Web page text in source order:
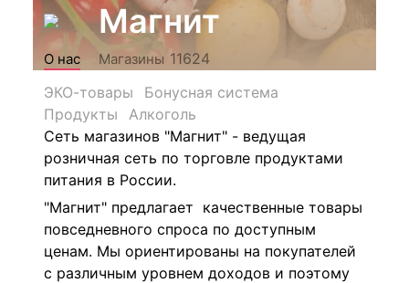
Магнит
О нас Магазины 11624
ЭКО-товары
Бонусная система
Продукты
Алкоголь
Сеть магазинов "Магнит" - ведущая
розничная сеть по торговле продуктами
питания в России.
"Магнит" предлагает качественные товары
повседневного спроса по доступным
ценам. Мы ориентированы на покупателей
с различным уровнем доходов и поэтому